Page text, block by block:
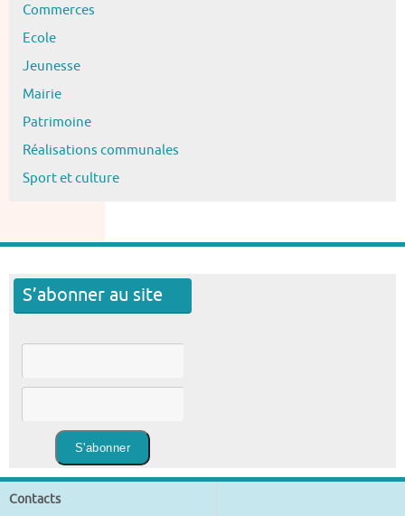
Commerces
Ecole
Jeunesse
Mairie
Patrimoine
Réalisations communales
Sport et culture
S’abonner au site
Contacts